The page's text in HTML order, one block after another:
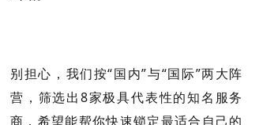
别担心，我们按“国内”与“国际”两大阵
营，筛选出8家极具代表性的知名服务
商，希望能帮你快速锁定最适合自己的